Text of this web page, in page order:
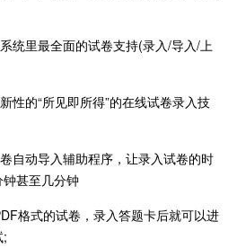
里最全面的试卷支持(录入/导入/上
的“所见即所得”的在线试卷录入技
动导入辅助程序，让录入试卷的时
甚至几分钟
格式的试卷，录入答题卡后就可以进
;